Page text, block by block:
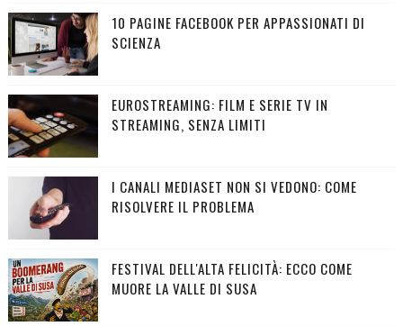
10 PAGINE FACEBOOK PER APPASSIONATI DI
SCIENZA
EUROSTREAMING: FILM E SERIE TV IN
STREAMING, SENZA LIMITI
I CANALI MEDIASET NON SI VEDONO: COME
RISOLVERE IL PROBLEMA
FESTIVAL DELL'ALTA FELICITÀ: ECCO COME
MUORE LA VALLE DI SUSA